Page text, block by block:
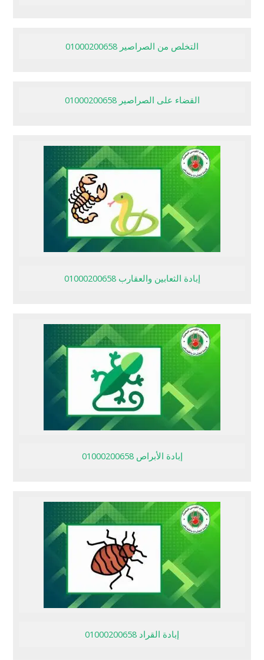
التخلص من الصراصير 01000200658
القضاء على الصراصير 01000200658
إبادة الثعابين والعقارب 01000200658
إبادة الأبراص 01000200658
إبادة القراد 01000200658